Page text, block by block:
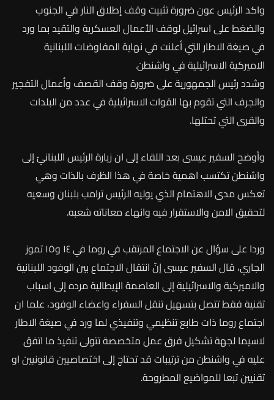
واكد الرئيس عون ضرورة تثبيت وقف إطلاق النار في الجنوب
والضغط على اسرائيل لوقف الأعمال العسكرية والتقيد بما ورد
في صيغة الاطار التي أعلنت في نهاية المفاوضات اللبنانية
الاميركية الاسرائيلية في واشنطن.
وشدد رئيس الجمهورية على ضرورة وقف القصف وأعمال التفجير
والجرف التي تقوم بها القوات الاسرائيلية في عدد من البلدات
والقرى التي تحتلها.
وأوضح السفير عيسى بعد اللقاء إلى ان زيارة الرئيس اللبنانيّ إلى
واشنطن تكتسب اهمية خاصة في هذا الظرف بالذات وهي
تعكس مدى الاهتمام الذي يوليه الرئيس ترامب بلبنان وسعيه
لتحقيق الامن والاستقرار فيه وانهاء معاناته شعبه.
وردا على سؤال عن الاجتماع المرتقب في روما في ١٤ و١٥ تموز
الجاري، قال السفير عيسى إنّ انتقال الاجتماع بين الوفود اللبنانية
والاميركية والاسرائيلية إلى العاصمة الإيطالية مرده إلى اسباب
تقنية فقط تتصل بتسهيل تنقل السفراء واعضاء الوفود، علما ان
اجتماع روما ذات طابع تنظيمي وتنفيذي لما ورد في صيغة الاطار
لاسيما لجهة تشكيل فرق عمل متخصصة تتولى تنفيذ ما اتفق
عليه في واشنطن من ترتيبات قد تحتاج إلى اختصاصيين قانونيين او
تقنيين تبعا للمواضيع المطروحة.